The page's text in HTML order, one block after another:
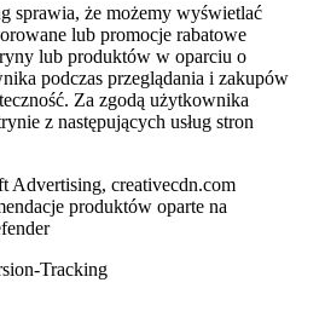
sprawia, że możemy wyświetlać
lub promocje rabatowe
lub produktów w oparciu o
podczas przeglądania i zakupów
Za zgodą użytkownika
z następujących usług stron
Advertising, creativecdn.com
produktów oparte na
Tracking